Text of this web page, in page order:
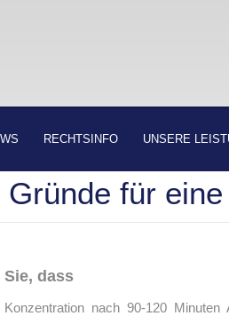
RECHTSINFO UNSERE
Gründe für
dass
nach 90-120 Minuten